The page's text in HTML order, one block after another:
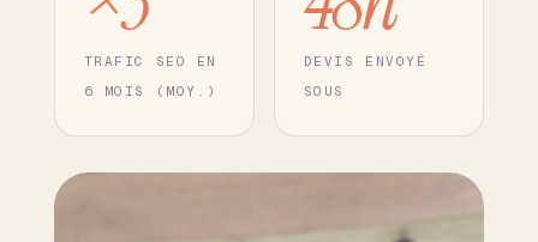
TRAFIC SEO EN
6 MOIS (MOY.)
DEVIS ENVOYÉ
SOUS